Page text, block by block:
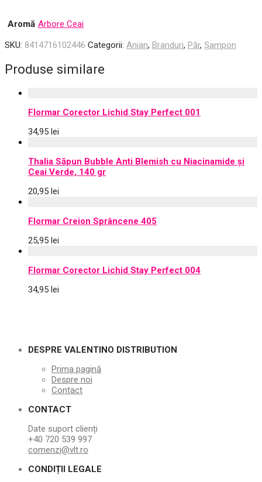
Aromă Arbore Ceai
SKU: 8414716102446 Categorii: Anian, Branduri, Păr, Șampon
Produse similare
Flormar Corector Lichid Stay Perfect 001
34,95 lei
Thalia Săpun Bubble Anti Blemish cu Niacinamide și
Ceai Verde, 140 gr
20,95 lei
Flormar Creion Sprâncene 405
25,95 lei
Flormar Corector Lichid Stay Perfect 004
34,95 lei
DESPRE VALENTINO DISTRIBUTION
Prima pagină
Despre noi
Contact
CONTACT
Date suport clienți
+40 720 539 997
comenzi@vlt.ro
CONDIȚII LEGALE